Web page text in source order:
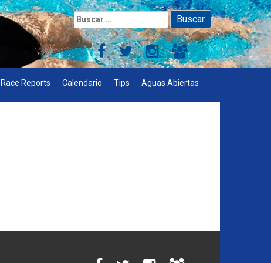
Buscar:
Race Reports Calendario Tips Aguas Abiertas